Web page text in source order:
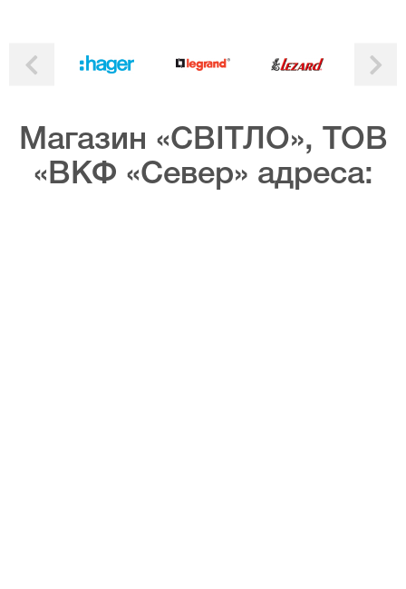
Магазин «СВІТЛО», ТОВ
«ВКФ «Север» адреса: